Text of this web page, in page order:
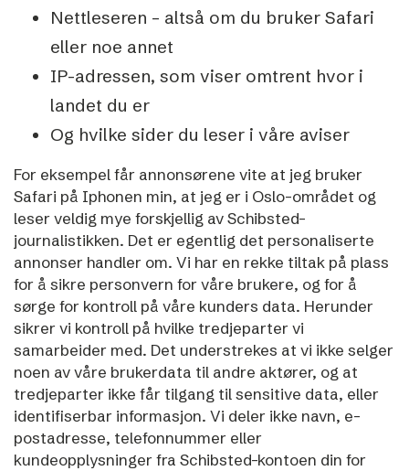
Nettleseren – altså om du bruker Safari
eller noe annet
IP-adressen, som viser omtrent hvor i
landet du er
Og hvilke sider du leser i våre aviser
For eksempel får annonsørene vite at jeg bruker
Safari på Iphonen min, at jeg er i Oslo-området og
leser veldig mye forskjellig av Schibsted-
journalistikken. Det er egentlig det personaliserte
annonser handler om. Vi har en rekke tiltak på plass
for å sikre personvern for våre brukere, og for å
sørge for kontroll på våre kunders data. Herunder
sikrer vi kontroll på hvilke tredjeparter vi
samarbeider med. Det understrekes at vi ikke selger
noen av våre brukerdata til andre aktører, og at
tredjeparter ikke får tilgang til sensitive data, eller
identifiserbar informasjon. Vi deler ikke navn, e-
postadresse, telefonnummer eller
kundeopplysninger fra Schibsted-kontoen din for